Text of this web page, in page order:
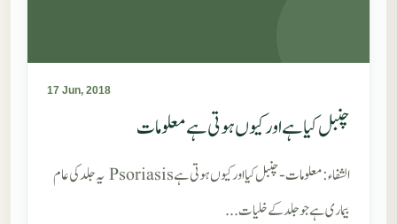
17 Jun, 2018
چنبل کیا ہے اور کیوں ہوتی ہے معلومات
الشفاء: معلومات-چنبل کیا اور کیوں ہوتی ہے Psoriasis یہ جلد کی عام
بیماری ہے جو جلد کے خلیات...